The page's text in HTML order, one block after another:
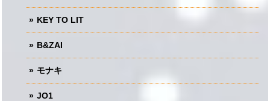
KEY TO LIT
B&ZAI
モナキ
JO1